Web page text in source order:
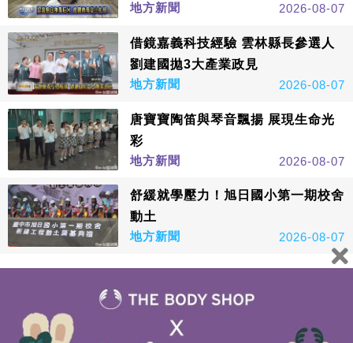
地方新聞
2026-08-07
借鏡嘉義科技經驗 雲林縣長參選人
劉建國拋3大產業政見
地方新聞
2026-08-07
唐寶寶陶笛與琴音飄揚 展現生命光
彩
地方新聞
2026-08-07
舒緩就學壓力！旭日國小第一期校舍
動土
地方新聞
2026-08-07